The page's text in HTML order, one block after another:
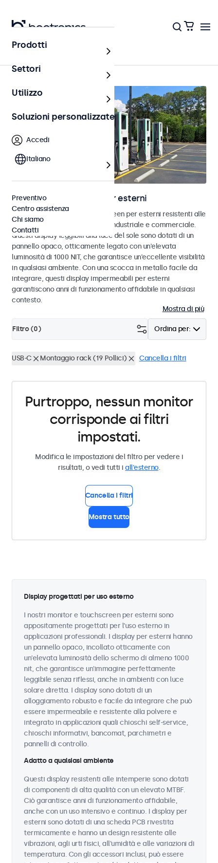
Home
Monitor touchscreen per esterni
Scopri i nostri monitor touchscreen per esterni resistenti alle
intemperie, progettati per uso industriale e commerciale.
Questi display leggibili alla luce del sole sono dotati di un
pannello opaco, otticamente legato con un'elevata
luminosità di 1000 NIT, che garantisce un'eccellente visibilità
in qualsiasi ambiente. Con una scocca in metallo facile da
integrare, questi display impermeabili per esterni
garantiscono anni di funzionamento affidabile in qualsiasi
contesto.
Mostra di più
Ordina per:
Filtro (0)
USB-C Montaggio rack (19 Pollici) Cancella i filtri
Purtroppo, nessun monitor
corrisponde ai filtri
impostati.
Modifica le impostazioni del filtro per vedere i
risultati, o vedi tutti i all'esterno.
Cancella i filtri
Mostra tutto
Display progettati per uso esterno
I nostri monitor e touchscreen per esterni sono
appositamente progettati per l'uso esterno in
applicazioni professionali. I display per esterni hanno
un pannello opaco, incollato otticamente con
un'elevata luminosità dello schermo di almeno 1000
nit, che garantisce un'immagine perfettamente
leggibile senza riflessi, anche in ambienti con luce
solare diretta. I display sono dotati di un
alloggiamento robusto e facile da integrare che può
essere impermeabile e resistente alla polvere e
integrato in applicazioni quali chioschi self-service,
chioschi informativi, bancomat, parchimetri e
pannelli di controllo.
Adatto a qualsiasi ambiente
Questi display resistenti alle intemperie sono dotati
di componenti di alta qualità con un elevato MTBF.
Ciò garantisce anni di funzionamento affidabile,
anche con un uso intensivo e continuo. I display per
esterni sono dotati di una scheda PCB rivestita
termicamente e hanno un design resistente alle
vibrazioni, agli urti fisici, all'umidità e alle variazioni di
temperatura. Con gli accessori inclusi, può essere
Prodotti
Settori
Utilizzo
Soluzioni personalizzate
Accedi
Italiano
Preventivo
Centro assistenza
Chi siamo
Contatti